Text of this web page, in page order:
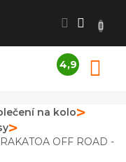
4,9
obchodu
je
z
na kolo
OFF ROAD -